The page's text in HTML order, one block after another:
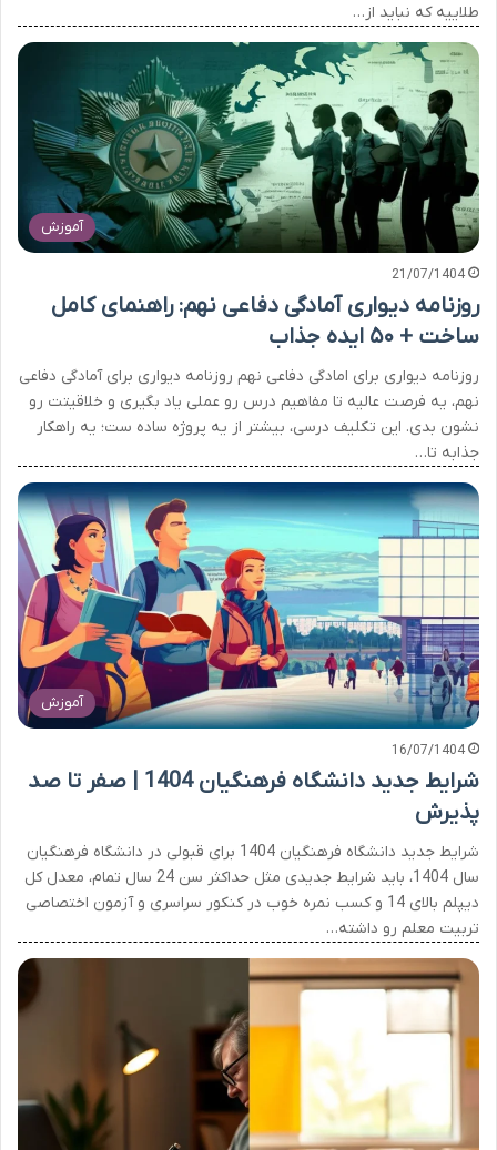
طلاییه که نباید از…
آموزش
21/07/1404
روزنامه دیواری آمادگی دفاعی نهم: راهنمای کامل
ساخت + ۵۰ ایده جذاب
روزنامه دیواری برای امادگی دفاعی نهم روزنامه دیواری برای آمادگی دفاعی
نهم، یه فرصت عالیه تا مفاهیم درس رو عملی یاد بگیری و خلاقیتت رو
نشون بدی. این تکلیف درسی، بیشتر از یه پروژه ساده ست؛ یه راهکار
جذابه تا…
آموزش
16/07/1404
شرایط جدید دانشگاه فرهنگیان 1404 | صفر تا صد
پذیرش
شرایط جدید دانشگاه فرهنگیان 1404 برای قبولی در دانشگاه فرهنگیان
سال 1404، باید شرایط جدیدی مثل حداکثر سن 24 سال تمام، معدل کل
دیپلم بالای 14 و کسب نمره خوب در کنکور سراسری و آزمون اختصاصی
تربیت معلم رو داشته…